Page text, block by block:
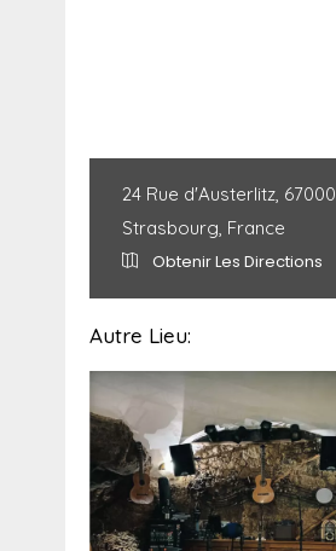
24 Rue d'Austerlitz, 67000
Strasbourg, France
Obtenir Les Directions
Autre Lieu: